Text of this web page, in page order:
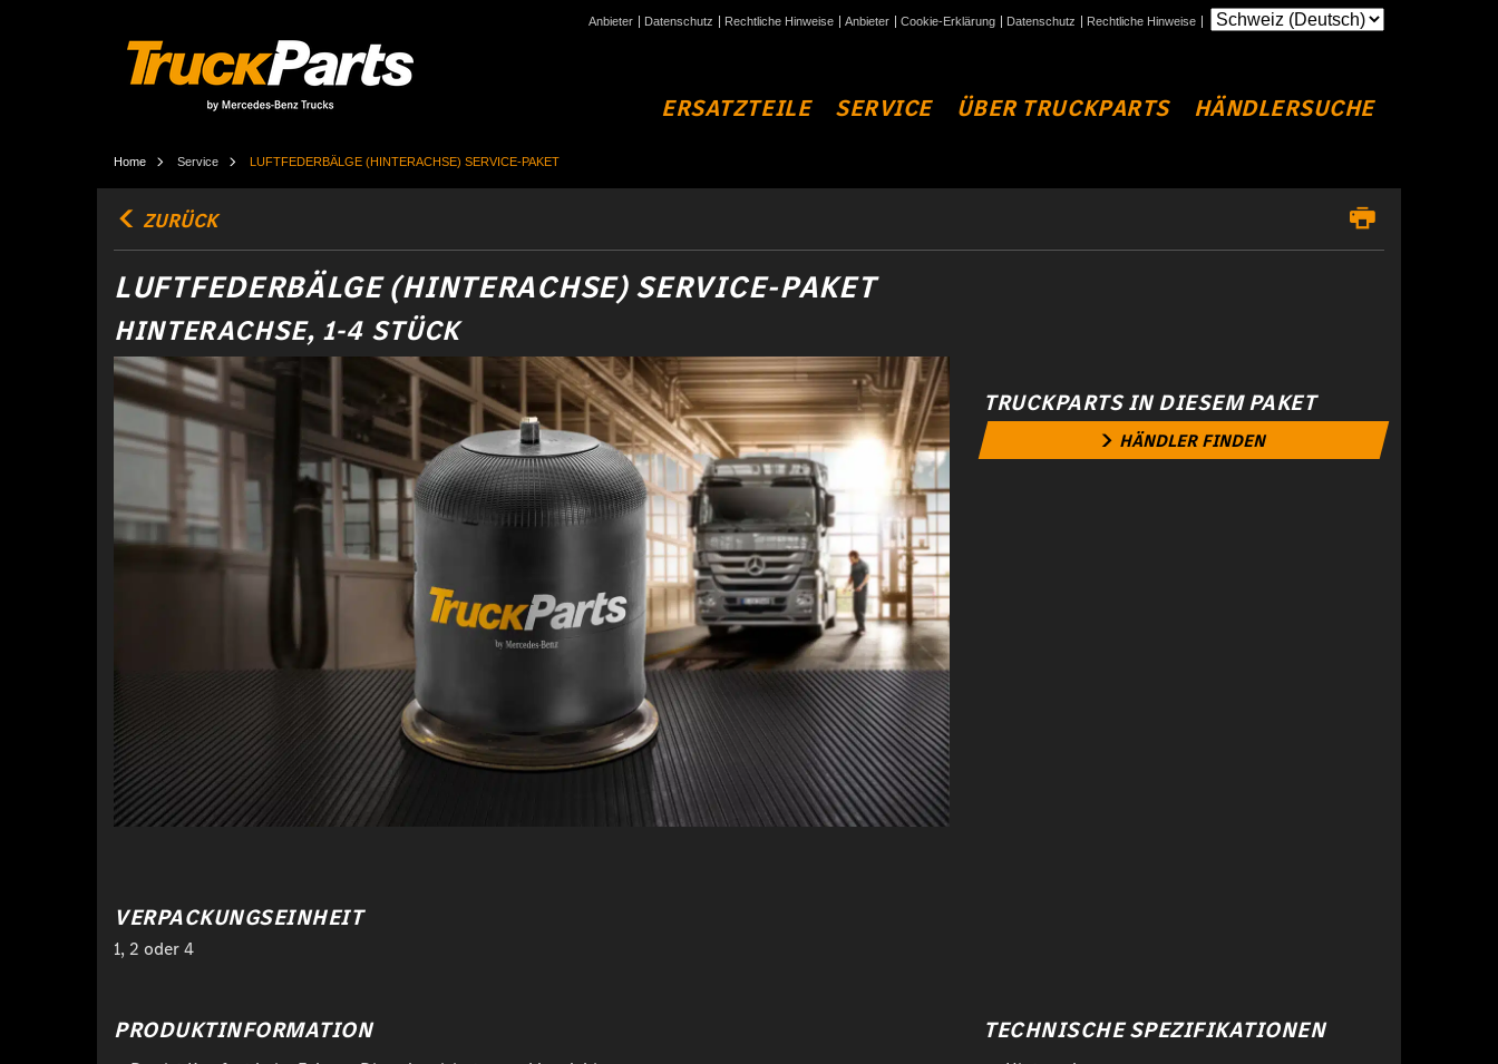
Anbieter Datenschutz Rechtliche Hinweise Anbieter Cookie-Erklärung Datenschutz Rechtliche Hinweise
ERSATZTEILE SERVICE ÜBER TRUCKPARTS HÄNDLERSUCHE
Home Service LUFTFEDERBÄLGE (HINTERACHSE) SERVICE-PAKET
ZURÜCK
LUFTFEDERBÄLGE (HINTERACHSE) SERVICE-PAKET
HINTERACHSE, 1-4 STÜCK
TRUCKPARTS IN DIESEM PAKET
HÄNDLER FINDEN
VERPACKUNGSEINHEIT
1, 2 oder 4
PRODUKTINFORMATION TECHNISCHE SPEZIFIKATIONEN